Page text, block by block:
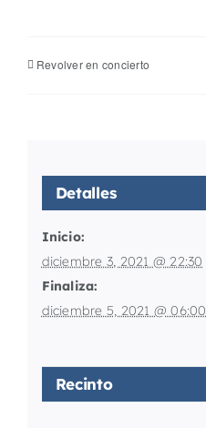
Revolver en concierto
Detalles
Inicio:
diciembre 3, 2021 @ 22:30
Finaliza:
diciembre 5, 2021 @ 06:00
Recinto